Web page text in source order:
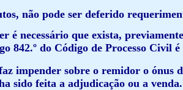
não pode ser deferido
é necessário que exista,
842.º do Código de Processo Civil
impender sobre o remidor o ónus
sido feita a adjudicação ou a venda.